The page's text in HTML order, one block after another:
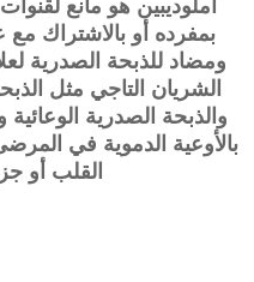
أملوديبين هو مانع
بمفرده أو بالاشتراك
ومضاد للذبحة الصدرية
الشريان التاجي مثل
والذبحة الصدرية
بالأوعية الدموية في
القلب أو